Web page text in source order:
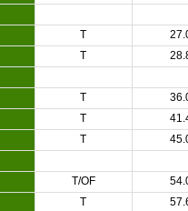
T
T
T
T
T
T/OF
T